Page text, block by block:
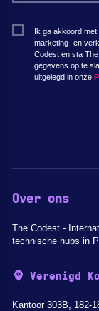
Ik ga akkoord
marketing- en
Codest en sta
gegevens op te
uitgelegd in onze
Over ons
The Codest -
technische hubs in
Verenigd
Kantoor 303B, 182-